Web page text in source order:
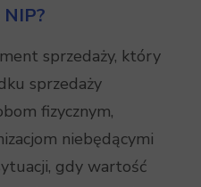
sprzedaży, który
sprzedaży
fizycznym,
niebędącymi
gdy wartość